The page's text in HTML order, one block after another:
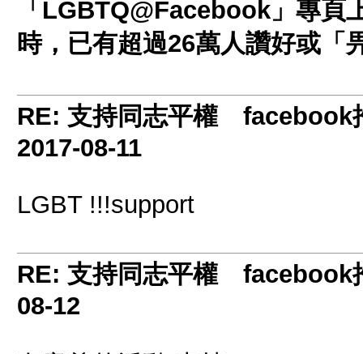
「LGBTQ@Facebook」專
時，已有超過26萬人讚好或「
RE: 支持同志平權 facebook
2017-08-11
LGBT !!!support
RE: 支持同志平權 facebook
08-12